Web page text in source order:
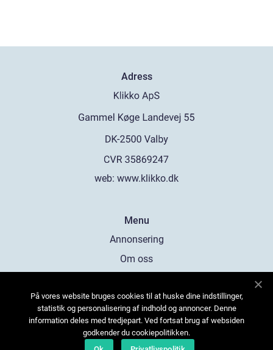
Adress
web: www.klikko.dk
Menu
Annonsering
Om oss
Kontakta oss
Sitemap
På vores website bruges cookies til at huske dine indstillinger,
statistik og personalisering af indhold og annoncer. Denne
information deles med tredjepart. Ved fortsat brug af websiden
godkender du cookiepolitikken.